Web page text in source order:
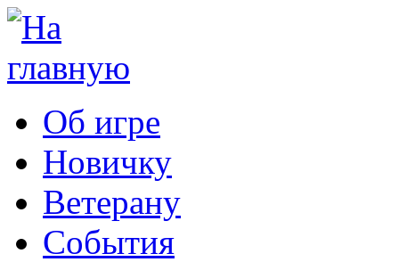
Об игре
Новичку
Ветерану
События